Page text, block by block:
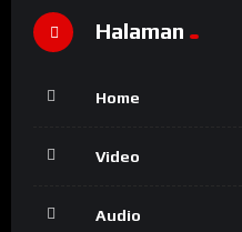
Halaman
Home
Video
Audio